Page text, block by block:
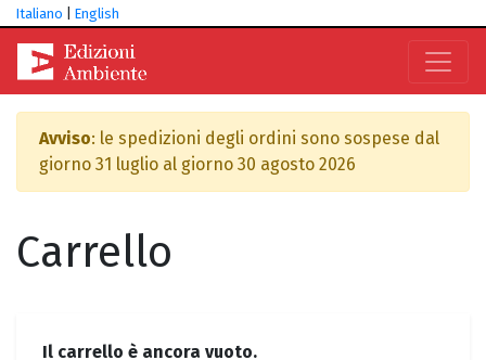
Italiano English
Avviso: le spedizioni degli ordini sono sospese dal
giorno 31 luglio al giorno 30 agosto 2026
Carrello
Il carrello è ancora vuoto.